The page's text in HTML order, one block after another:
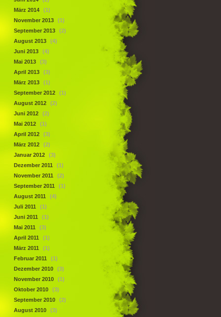
März 2014
(1)
November 2013
(1)
September 2013
(2)
August 2013
(4)
Juni 2013
(4)
Mai 2013
(3)
April 2013
(3)
März 2013
(1)
September 2012
(1)
August 2012
(2)
Juni 2012
(2)
Mai 2012
(1)
April 2012
(3)
März 2012
(2)
Januar 2012
(3)
Dezember 2011
(1)
November 2011
(2)
September 2011
(1)
August 2011
(4)
Juli 2011
(1)
Juni 2011
(1)
Mai 2011
(3)
April 2011
(1)
März 2011
(1)
Februar 2011
(1)
Dezember 2010
(3)
November 2010
(1)
Oktober 2010
(3)
September 2010
(2)
August 2010
(3)